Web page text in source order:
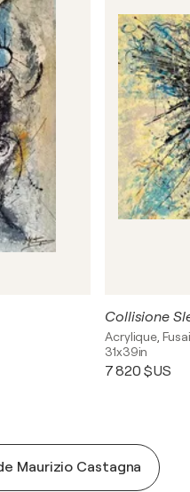
Collisione
Acrylique,
31x39in
7 820 $US
Maurizio Castagna